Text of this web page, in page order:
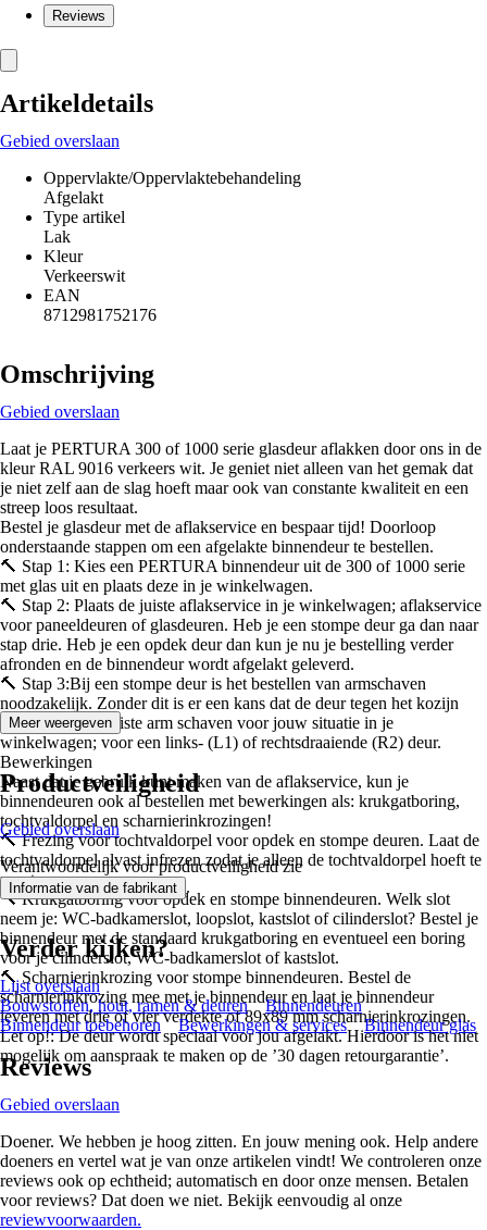
Reviews
Artikeldetails
Gebied overslaan
Oppervlakte/Oppervlaktebehandeling
Afgelakt
Type artikel
Lak
Kleur
Verkeerswit
EAN
8712981752176
Omschrijving
Gebied overslaan
Laat je PERTURA 300 of 1000 serie glasdeur aflakken door ons in de
kleur RAL 9016 verkeers wit. Je geniet niet alleen van het gemak dat
je niet zelf aan de slag hoeft maar ook van constante kwaliteit en een
streep loos resultaat.
Bestel je glasdeur met de aflakservice en bespaar tijd! Doorloop
onderstaande stappen om een afgelakte binnendeur te bestellen.
🔨 Stap 1: Kies een PERTURA binnendeur uit de 300 of 1000 serie
met glas uit en plaats deze in je winkelwagen.
🔨 Stap 2: Plaats de juiste aflakservice in je winkelwagen; aflakservice
voor paneeldeuren of glasdeuren. Heb je een stompe deur ga dan naar
stap drie. Heb je een opdek deur dan kun je nu je bestelling verder
afronden en de binnendeur wordt afgelakt geleverd.
🔨 Stap 3:Bij een stompe deur is het bestellen van armschaven
noodzakelijk. Zonder dit is er een kans dat de deur tegen het kozijn
stoot. Plaats de juiste arm schaven voor jouw situatie in je
winkelwagen; voor een links- (L1) of rechtsdraaiende (R2) deur.
Bewerkingen
Naast dat je gebruik kunt maken van de aflakservice, kun je
binnendeuren ook al bestellen met bewerkingen als: krukgatboring,
tochtvaldorpel en scharnierinkrozingen!
🔨 Frezing voor tochtvaldorpel voor opdek en stompe deuren. Laat de
tochtvaldorpel alvast infrezen zodat je alleen de tochtvaldorpel hoeft te
monteren.
🔨 Krukgatboring voor opdek en stompe binnendeuren. Welk slot
neem je: WC-badkamerslot, loopslot, kastslot of cilinderslot? Bestel je
binnendeur met de standaard krukgatboring en eventueel een boring
voor je cilinderslot, WC-badkamerslot of kastslot.
🔨 Scharnierinkrozing voor stompe binnendeuren. Bestel de
scharnierinkrozing mee met je binnendeur en laat je binnendeur
leveren met drie of vier verdekte of 89x89 mm scharnierinkrozingen.
Let op!: De deur wordt speciaal voor jou afgelakt. Hierdoor is het niet
mogelijk om aanspraak te maken op de ’30 dagen retourgarantie’.
Meer weergeven
Productveiligheid
Gebied overslaan
Verantwoordelijk voor productveiligheid zie
Informatie van de fabrikant .
Verder kijken?
Lijst overslaan
Bouwstoffen, hout, ramen & deuren
Binnendeuren
Binnendeur toebehoren
Bewerkingen & services Binnendeur glas
Reviews
Gebied overslaan
Doener. We hebben je hoog zitten. En jouw mening ook. Help andere
doeners en vertel wat je van onze artikelen vindt! We controleren onze
reviews ook op echtheid; automatisch en door onze mensen. Betalen
voor reviews? Dat doen we niet. Bekijk eenvoudig al onze
reviewvoorwaarden.